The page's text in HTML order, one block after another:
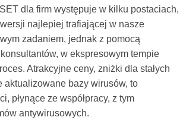
dla firm występuje w kilku postaciach,
najlepiej trafiającej w nasze
zadaniem, jednak z pomocą
w ekspresowym tempie
Atrakcyjne ceny, zniżki dla stałych
aktualizowane bazy wirusów, to
płynące ze współpracy, z tym
antywirusowych.